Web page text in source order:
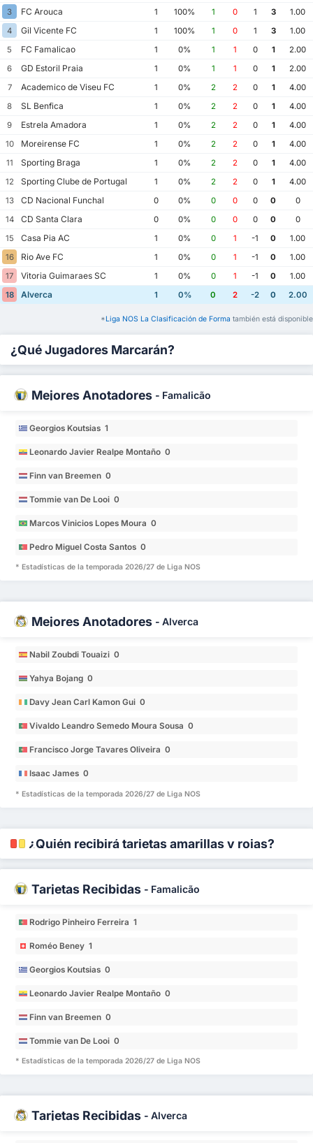
3
FC Arouca 1 100% 1 0 1 3
1.00
4
Gil Vicente FC 1 100% 1 0 1 3
1.00
5
FC Famalicao 1 0% 1 1 0 1
2.00
6
GD Estoril Praia 1 0% 1 1 0 1
2.00
7
Academico de Viseu FC 1 0% 2 2 0 1
4.00
8
SL Benfica 1 0% 2 2 0 1
4.00
9
Estrela Amadora 1 0% 2 2 0 1
4.00
10
Moreirense FC 1 0% 2 2 0 1
4.00
11
Sporting Braga 1 0% 2 2 0 1
4.00
12
Sporting Clube de Portugal 1 0% 2 2 0 1
4.00
13
CD Nacional Funchal 0 0% 0 0 0 0
0
14
CD Santa Clara 0 0% 0 0 0 0
0
15
Casa Pia AC 1 0% 0 1 -1 0
1.00
16
Rio Ave FC 1 0% 0 1 -1 0
1.00
17
Vitoria Guimaraes SC 1 0% 0 1 -1 0
1.00
18
Alverca 1 0% 0 2 -2 0 2.00
*Liga NOS La Clasificación de Forma también está disponible
¿Qué Jugadores Marcarán?
Mejores Anotadores - Famalicão
Georgios Koutsias 1
Leonardo Javier Realpe Montaño 0
Finn van Breemen 0
Tommie van De Looi 0
Marcos Vinicios Lopes Moura 0
Pedro Miguel Costa Santos 0
* Estadísticas de la temporada 2026/27 de Liga NOS
Mejores Anotadores - Alverca
Nabil Zoubdi Touaizi 0
Yahya Bojang 0
Davy Jean Carl Kamon Gui 0
Vivaldo Leandro Semedo Moura Sousa 0
Francisco Jorge Tavares Oliveira 0
Isaac James 0
* Estadísticas de la temporada 2026/27 de Liga NOS
¿Quién recibirá tarjetas amarillas y rojas?
Tarjetas Recibidas - Famalicão
Rodrigo Pinheiro Ferreira 1
Roméo Beney 1
Georgios Koutsias 0
Leonardo Javier Realpe Montaño 0
Finn van Breemen 0
Tommie van De Looi 0
* Estadísticas de la temporada 2026/27 de Liga NOS
Tarjetas Recibidas - Alverca